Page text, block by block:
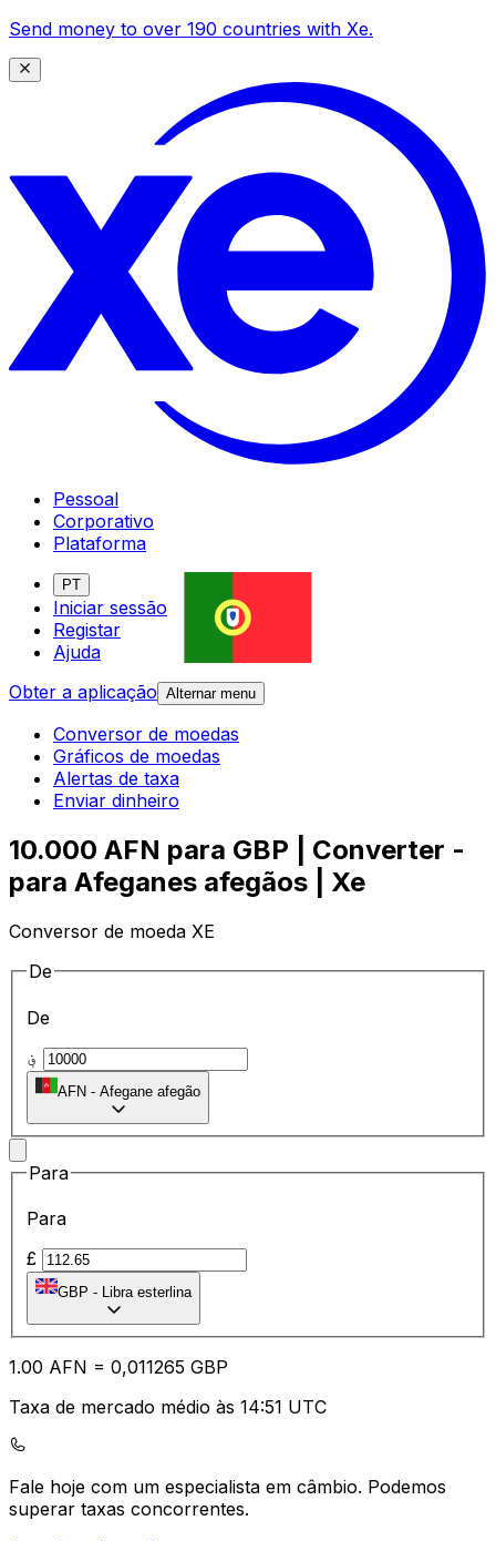
Send money to over 190 countries with Xe.
Pessoal
Corporativo
Plataforma
PT
Iniciar sessão
Registar
Ajuda
Obter a aplicação Alternar menu
Conversor de moedas
Gráficos de moedas
Alertas de taxa
Enviar dinheiro
10.000 AFN para GBP | Converter -
para Afeganes afegãos | Xe
Conversor de moeda XE
De
De
AFN - Afegane afegão
Para
Para
£
GBP - Libra esterlina
1.00 AFN = 0,011265 GBP
Taxa de mercado médio às 14:51 UTC
Fale hoje com um especialista em câmbio. Podemos
superar taxas concorrentes.